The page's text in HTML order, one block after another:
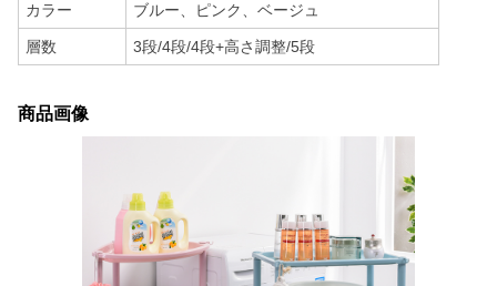
カラー ブルー、ピンク、ベージュ
層数 3段/4段/4段+高さ調整/5段
商品画像